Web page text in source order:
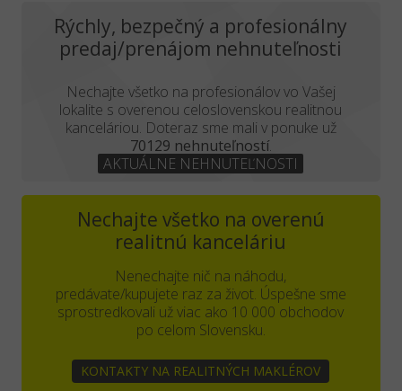
Rýchly, bezpečný a profesionálny
predaj/prenájom nehnuteľnosti
Nechajte všetko na profesionálov vo Vašej
lokalite s overenou celoslovenskou realitnou
kanceláriou. Doteraz sme mali v ponuke už
70129 nehnuteľností.
AKTUÁLNE NEHNUTEĽNOSTI
Nechajte všetko na overenú
realitnú kanceláriu
Nenechajte nič na náhodu,
predávate/kupujete raz za život. Úspešne sme
sprostredkovali už viac ako 10 000 obchodov
po celom Slovensku.
KONTAKTY NA REALITNÝCH MAKLÉROV